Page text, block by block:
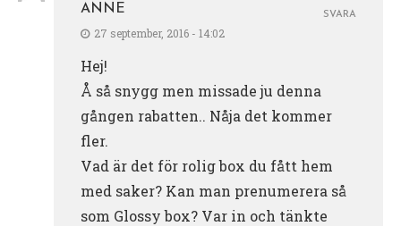
ANNE
27 september, 2016 - 14:02
Hej!
Å så snygg men missade ju denna
gången rabatten.. Nåja det kommer
fler.
Vad är det för rolig box du fått hem
med saker? Kan man prenumerera så
som Glossy box? Var in och tänkte
SVARA